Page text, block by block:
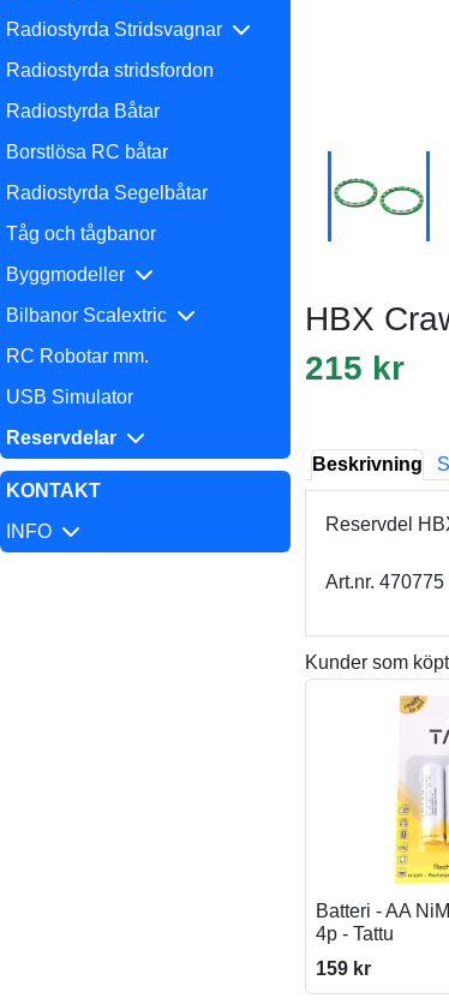
Radiostyrda Stridsvagnar
Radiostyrda stridsfordon
Radiostyrda Båtar
Borstlösa RC båtar
Radiostyrda Segelbåtar
Tåg och tågbanor
Byggmodeller
Bilbanor Scalextric
RC Robotar mm.
USB Simulator
Reservdelar
KONTAKT
INFO
HBX
215 kr
Beskrivning
Reservdel
Art.nr. 470775
Kunder som
Batteri - AA
4p - Tattu
159 kr